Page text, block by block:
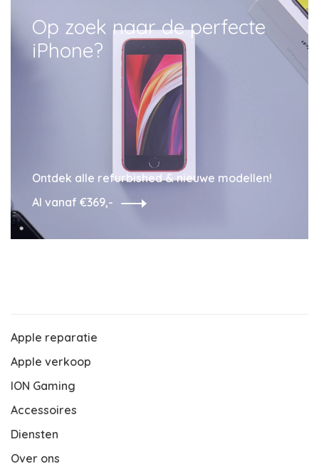
Op zoek naar de perfecte
iPhone?
Ontdek alle refurbished & nieuwe modellen!
Al vanaf €369,-
Apple reparatie
Apple verkoop
ION Gaming
Accessoires
Diensten
Over ons